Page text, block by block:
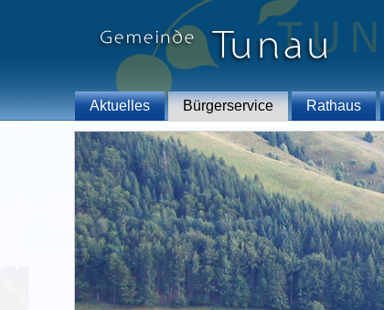
Aktuelles Bürgerservice Rathaus